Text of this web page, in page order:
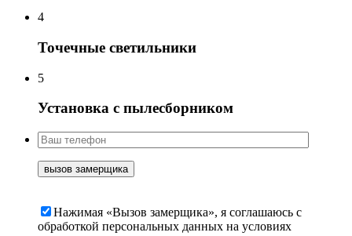
4
Точечные светильники
5
Установка с пылесборником
Нажимая «Вызов замерщика», я соглашаюсь c
обработкой персональных данных на условиях